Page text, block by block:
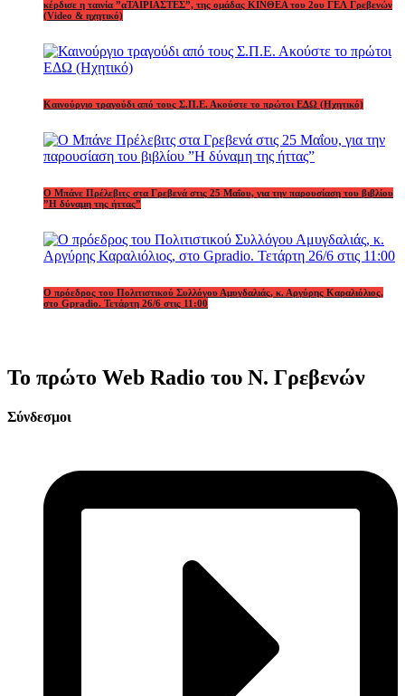
κέρδισε η ταινία ”αΤΑΙΡΙΑΣΤΕΣ”, της ομάδας ΚΙΝΘΕΑ του 2ου ΓΕΛ Γρεβενών
(Video & ηχητικό)
Καινούργιο τραγούδι από τους Σ.Π.Ε. Ακούστε το πρώτοι ΕΔΩ (Ηχητικό)
Ο Μπάνε Πρέλεβιτς στα Γρεβενά στις 25 Μαΐου, για την παρουσίαση του βιβλίου
”Η δύναμη της ήττας”
Ο πρόεδρος του Πολιτιστικού Συλλόγου Αμυγδαλιάς, κ. Αργύρης Καραλιόλιος,
στο Gpradio. Τετάρτη 26/6 στις 11:00
Το πρώτο Web Radio του Ν. Γρεβενών
Σύνδεσμοι